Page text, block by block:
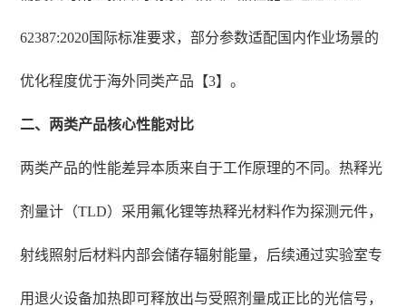
62387:2020国际标准要求，部分参数适配国内作业场景的
优化程度优于海外同类产品【3】。
二、两类产品核心性能对比
两类产品的性能差异本质来自于工作原理的不同。热释光
剂量计（TLD）采用氟化锂等热释光材料作为探测元件，
射线照射后材料内部会储存辐射能量，后续通过实验室专
用退火设备加热即可释放出与受照剂量成正比的光信号，